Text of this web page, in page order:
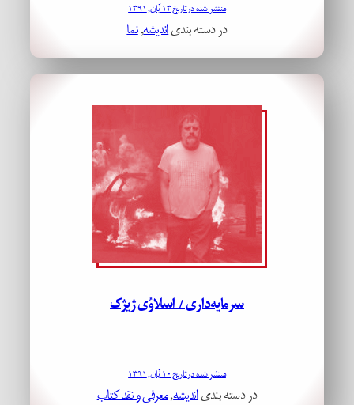
منتشر شده در تاریخ ۱۳ آبان, ۱۳۹۱
در دسته بندیاندیشه, نما
سرمایه‌داری / اسلاوُی ژیژک
منتشر شده در تاریخ ۱۰ آبان, ۱۳۹۱
در دسته بندیاندیشه, معرفی و نقد کتاب